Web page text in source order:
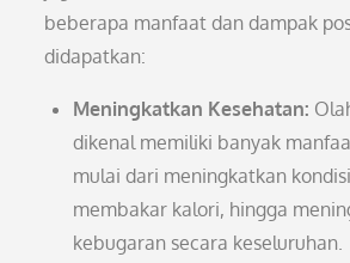
beberapa manfaat dan dampak
didapatkan:
Meningkatkan Kesehatan:
dikenal memiliki banyak
mulai dari meningkatkan
membakar kalori, hingga
kebugaran secara keseluruhan.